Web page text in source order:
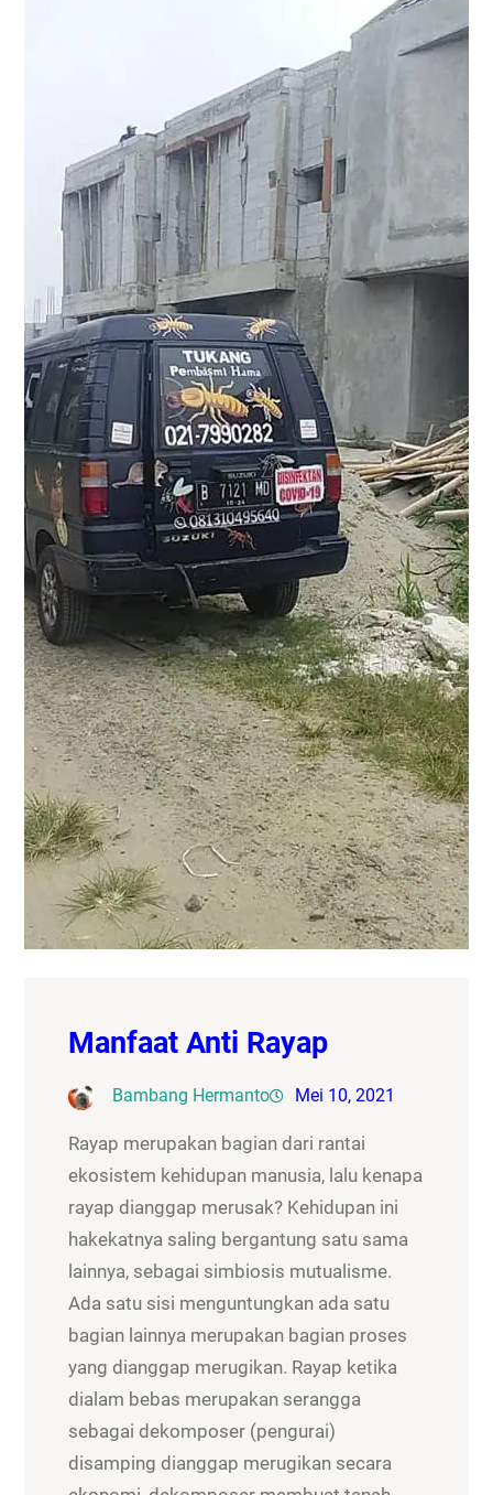
Manfaat Anti Rayap
Bambang Hermanto Mei 10, 2021
Rayap merupakan bagian dari rantai
ekosistem kehidupan manusia, lalu kenapa
rayap dianggap merusak? Kehidupan ini
hakekatnya saling bergantung satu sama
lainnya, sebagai simbiosis mutualisme.
Ada satu sisi menguntungkan ada satu
bagian lainnya merupakan bagian proses
yang dianggap merugikan. Rayap ketika
dialam bebas merupakan serangga
sebagai dekomposer (pengurai)
disamping dianggap merugikan secara